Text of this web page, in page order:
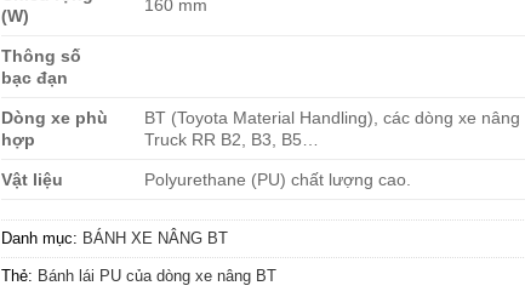
(W)
160 mm
Thông số
bạc đạn
Dòng xe phù
hợp
BT (Toyota Material Handling), các dòng xe nâng
Truck RR B2, B3, B5…
Vật liệu Polyurethane (PU) chất lượng cao.
Danh mục: BÁNH XE NÂNG BT
Thẻ: Bánh lái PU của dòng xe nâng BT